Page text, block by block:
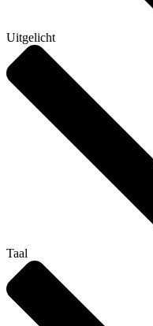
Uitgelicht
Taal